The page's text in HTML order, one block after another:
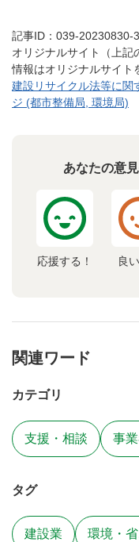
記事ID：039-20230830-
オリジナルサイト（上記
情報はオリジナルサイト
建設リサイクル法等に関
ジ (都市整備局, 環境局)
あなたの意
応援する！ 良
関連ワード
カテゴリ
支援・相談 事
タグ
建設業 環境・